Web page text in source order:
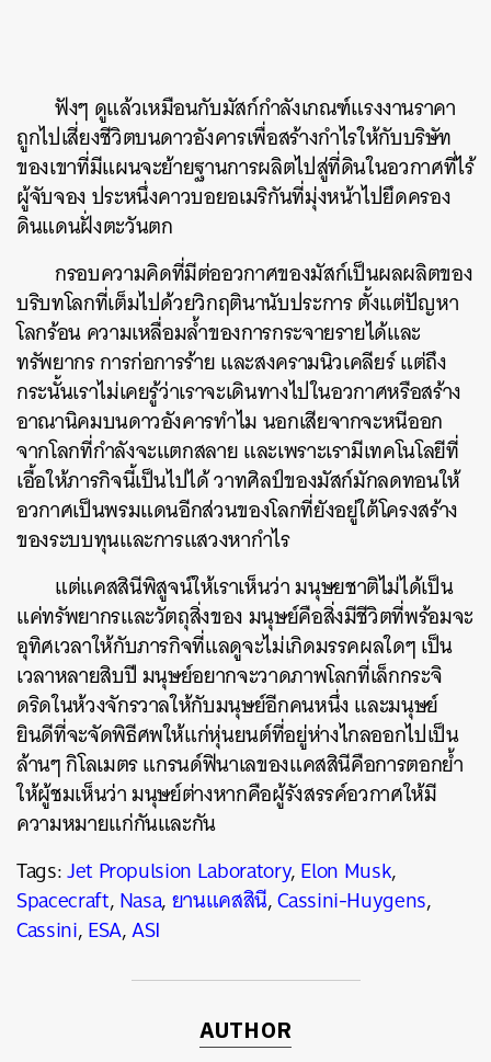
ฟังๆ ดูแล้วเหมือนกับมัสก์กำลังเกณฑ์แรงงานราคา
ถูกไปเสี่ยงชีวิตบนดาวอังคารเพื่อสร้างกำไรให้กับบริษัท
ของเขาที่มีแผนจะย้ายฐานการผลิตไปสู่ที่ดินในอวกาศที่ไร้
ผู้จับจอง ประหนึ่งคาวบอยอเมริกันที่มุ่งหน้าไปยึดครอง
ดินแดนฝั่งตะวันตก
กรอบความคิดที่มีต่ออวกาศของมัสก์เป็นผลผลิตของ
บริบทโลกที่เต็มไปด้วยวิกฤตินานับประการ ตั้งแต่ปัญหา
โลกร้อน ความเหลื่อมล้ำของการกระจายรายได้และ
ทรัพยากร การก่อการร้าย และสงครามนิวเคลียร์ แต่ถึง
กระนั้นเราไม่เคยรู้ว่าเราจะเดินทางไปในอวกาศหรือสร้าง
อาณานิคมบนดาวอังคารทำไม นอกเสียจากจะหนีออก
จากโลกที่กำลังจะแตกสลาย และเพราะเรามีเทคโนโลยีที่
เอื้อให้ภารกิจนี้เป็นไปได้ วาทศิลป์ของมัสก์มักลดทอนให้
อวกาศเป็นพรมแดนอีกส่วนของโลกที่ยังอยู่ใต้โครงสร้าง
ของระบบทุนและการแสวงหากำไร
แต่แคสสินีพิสูจน์ให้เราเห็นว่า มนุษยชาติไม่ได้เป็น
แค่ทรัพยากรและวัตถุสิ่งของ มนุษย์คือสิ่งมีชีวิตที่พร้อมจะ
อุทิศเวลาให้กับภารกิจที่แลดูจะไม่เกิดมรรคผลใดๆ เป็น
เวลาหลายสิบปี มนุษย์อยากจะวาดภาพโลกที่เล็กกระจิ
ดริดในห้วงจักรวาลให้กับมนุษย์อีกคนหนึ่ง และมนุษย์
ยินดีที่จะจัดพิธีศพให้แก่หุ่นยนต์ที่อยู่ห่างไกลออกไปเป็น
ล้านๆ กิโลเมตร แกรนด์ฟินาเลของแคสสินีคือการตอกย้ำ
ให้ผู้ชมเห็นว่า มนุษย์ต่างหากคือผู้รังสรรค์อวกาศให้มี
ความหมายแก่กันและกัน
Tags:Jet Propulsion Laboratory,Elon Musk,
Spacecraft,Nasa,ยานแคสสินี,Cassini-Huygens,
Cassini,ESA,ASI
AUTHOR